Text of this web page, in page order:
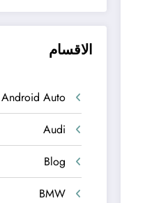
الاقسام
Android Auto
Audi
Blog
BMW